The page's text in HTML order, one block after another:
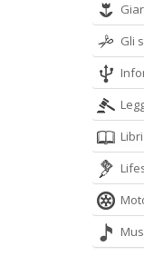
Gli
Libri